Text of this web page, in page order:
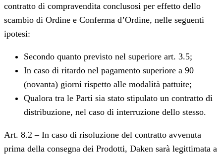
contratto di compravendita conclusosi per effetto dello
scambio di Ordine e Conferma d’Ordine, nelle seguenti
ipotesi:
Secondo quanto previsto nel superiore art. 3.5;
In caso di ritardo nel pagamento superiore a 90
(novanta) giorni rispetto alle modalità pattuite;
Qualora tra le Parti sia stato stipulato un contratto di
distribuzione, nel caso di interruzione dello stesso.
Art. 8.2 – In caso di risoluzione del contratto avvenuta
prima della consegna dei Prodotti, Daken sarà legittimata a